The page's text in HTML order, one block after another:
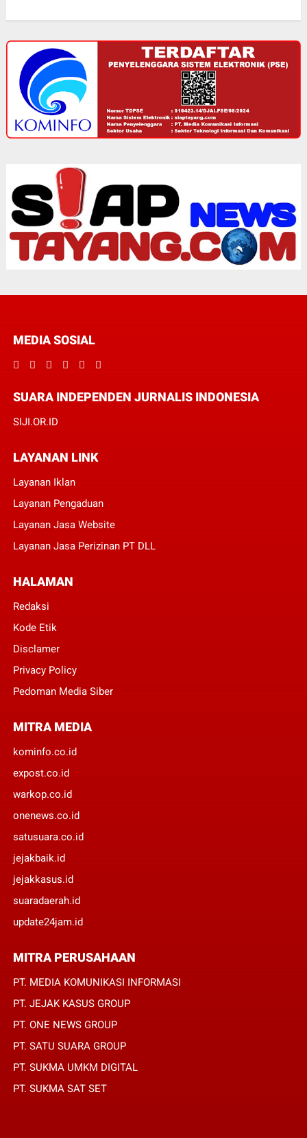
MEDIA SOSIAL
SUARA INDEPENDEN JURNALIS INDONESIA
SIJI.OR.ID
LAYANAN LINK
Layanan Iklan
Layanan Pengaduan
Layanan Jasa Website
Layanan Jasa Perizinan PT DLL
HALAMAN
Redaksi
Kode Etik
Disclamer
Privacy Policy
Pedoman Media Siber
MITRA MEDIA
kominfo.co.id
expost.co.id
warkop.co.id
onenews.co.id
satusuara.co.id
jejakbaik.id
jejakkasus.id
suaradaerah.id
update24jam.id
MITRA PERUSAHAAN
PT. MEDIA KOMUNIKASI INFORMASI
PT. JEJAK KASUS GROUP
PT. ONE NEWS GROUP
PT. SATU SUARA GROUP
PT. SUKMA UMKM DIGITAL
PT. SUKMA SAT SET